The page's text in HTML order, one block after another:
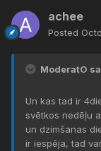
achee
Posted
ModeratO
Un kas tad ir
svētkos nedēļu
un dzimšanas
ir iespēja, tad